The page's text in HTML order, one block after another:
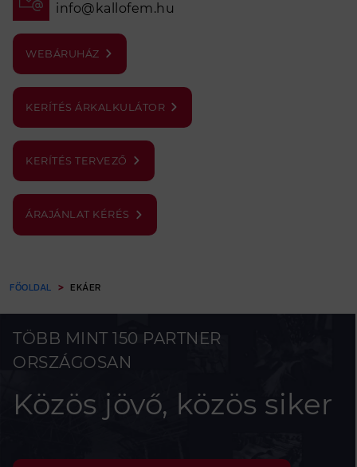
info@kallofem.hu
WEBÁRUHÁZ
KERÍTÉS ÁRKALKULÁTOR
KERÍTÉS TERVEZŐ
ÁRAJÁNLAT KÉRÉS
FŐOLDAL EKÁER
TÖBB MINT 150 PARTNER
ORSZÁGOSAN
Közös jövő, közös siker